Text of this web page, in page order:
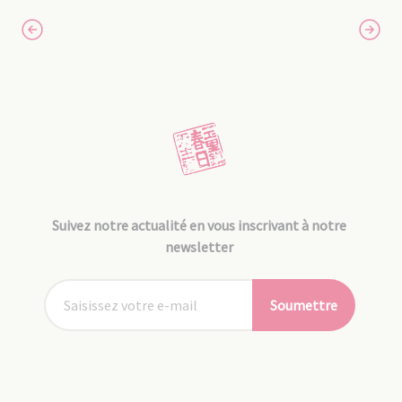
Suivez notre actualité en vous inscrivant à notre
newsletter
Soumettre